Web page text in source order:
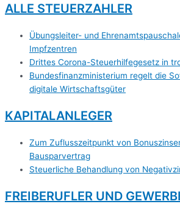
ALLE STEUERZAHLER
Übungsleiter- und
Impfzentren
Drittes Corona-Steuerhilfegesetz in
Bundesfinanzministerium regelt die
digitale Wirtschaftsgüter
KAPITALANLEGER
Zum Zuflusszeitpunkt von
Bausparvertrag
Steuerliche Behandlung von
FREIBERUFLER UND